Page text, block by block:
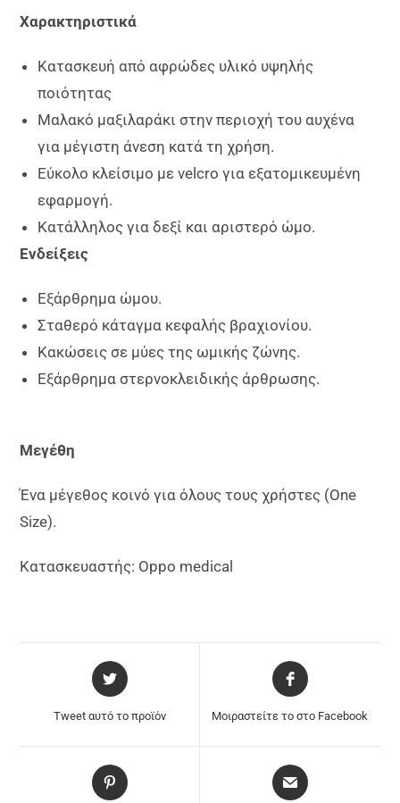
Χαρακτηριστικά
Κατασκευή από αφρώδες υλικό υψηλής
ποιότητας
Μαλακό μαξιλαράκι στην περιοχή του αυχένα
για μέγιστη άνεση κατά τη χρήση.
Εύκολο κλείσιμο με velcro για εξατομικευμένη
εφαρμογή.
Κατάλληλος για δεξί και αριστερό ώμο.
Ενδείξεις
Εξάρθρημα ώμου.
Σταθερό κάταγμα κεφαλής βραχιονίου.
Κακώσεις σε μύες της ωμικής ζώνης.
Εξάρθρημα στερνοκλειδικής άρθρωσης.
Μεγέθη
Ένα μέγεθος κοινό για όλους τους χρήστες (One
Size).
Κατασκευαστής: Oppo medical
Tweet αυτό το προϊόν Μοιραστείτε το στο Facebook